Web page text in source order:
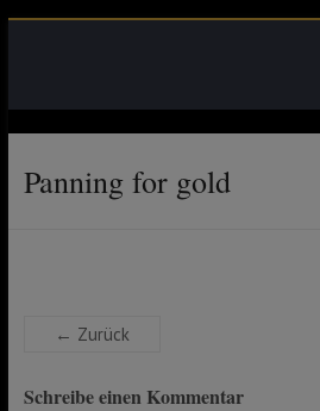
Panning for gold
← Zurück
Schreibe einen Kommentar